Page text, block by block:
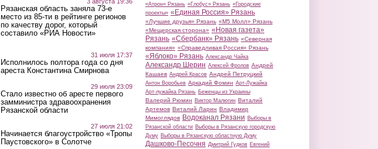
Рязанская область заняла 73-е
место из 85-ти в рейтинге регионов
по качеству дорог, который
составило «РИА Новости»
31 июля 17:37
Исполнилось полтора года со дня
ареста Константина Смирнова
29 июля 23:09
Стало известно об аресте первого
замминистра здравоохранения
Рязанской области
27 июля 21:02
Начинается благоустройство «Тропы
Паустовского» в Солотче
«Атрон» Рязань «Глобус» Рязань «Городские
проекты» «Единая Россия» Рязань
«Лучшие друзья» Рязань «М5 Молл» Рязань
«Мещерская сторона» «Новая газета»
Рязань «Сбербанк» Рязань «Северная
компания» «Справедливая Россия» Рязань
«Яблоко» Рязань Александр Чайка
Александр Шерин Алексей Фролов Андрей
Кашаев Андрей Красов Андрей Петруцкий
Антон Воробьев Аркадий Фомин Арт-Лужайка
Арт-лужайка Рязань Беженцы из Украины
Валерий Рюмин Виктор Малюгин Виталий
Артемов Виталий Ларин Владимир
Мимоглядов Водоканал Рязани Выборы в
Рязанской области Выборы в Рязанскую городскую
Думу Выборы в Рязанскую областную Думу
Дашково-Песочня Дмитрий Гудков Евгений